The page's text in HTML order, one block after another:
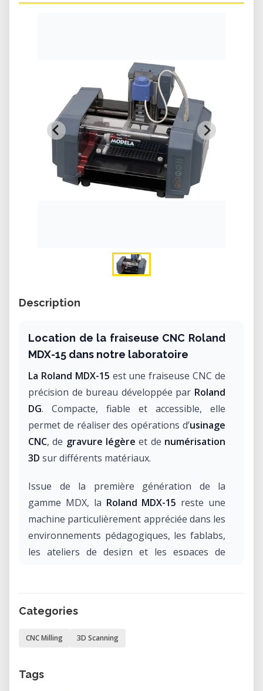
Description
Location de la fraiseuse CNC Roland
MDX-15 dans notre laboratoire
La Roland MDX-15 est une fraiseuse CNC de
précision de bureau développée par Roland
DG. Compacte, fiable et accessible, elle
permet de réaliser des opérations d’usinage
CNC, de gravure légère et de numérisation
3D sur différents matériaux.
Issue de la première génération de la
gamme MDX, la Roland MDX-15 reste une
machine particulièrement appréciée dans les
environnements pédagogiques, les fablabs,
les ateliers de design et les espaces de
mécanique.
Cette fraiseuse CNC compacte est adaptée
tendre, la mousse, le plastique ou les circuits
Categories
CNC Milling 3D Scanning
Tags